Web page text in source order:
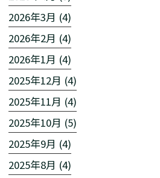
2026年3月 (4)
2026年2月 (4)
2026年1月 (4)
2025年12月 (4)
2025年11月 (4)
2025年10月 (5)
2025年9月 (4)
2025年8月 (4)